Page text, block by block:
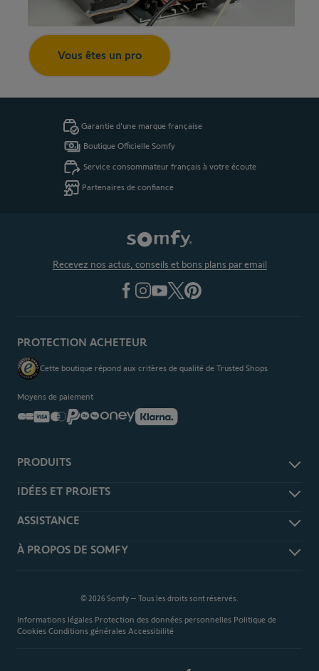
Vous êtes un pro
Garantie d'une marque française
Boutique Officielle Somfy
Service consommateur français à votre écoute
Partenaires de confiance
Recevez nos actus, conseils et bons plans par email
PRODUITS
Alarme et sécurité
Caméra de surveillance
Portail et garage
Services
IDÉES ET PROJETS
Je m'informe
Je me prépare
ASSISTANCE
Rétractation
Vidéos
Forum
À PROPOS DE SOMFY
Découvrez Somfy
Réalisez votre projet avec Somfy
PROTECTION ACHETEUR
Cette boutique répond aux critères de qualité de Trusted Shops
Moyens de paiement
© 2026 Somfy – Tous les droits sont réservés.
Informations légales Protection des données personnelles Politique de
Cookies Conditions générales Accessibilité